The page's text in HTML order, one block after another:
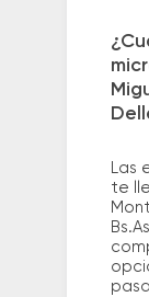
Las
te